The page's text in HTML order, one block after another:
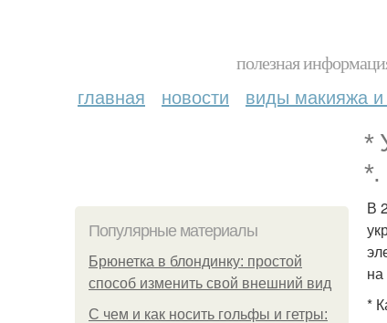
полезная
главная новости виды макияжа и
*
*.
Популярные материалы
Брюнетка в блондинку: простой
способ изменить свой внешний вид
С чем и как носить гольфы и гетры:
В
*